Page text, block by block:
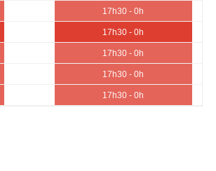
17h30 - 0h
17h30 - 0h
17h30 - 0h
17h30 - 0h
17h30 - 0h